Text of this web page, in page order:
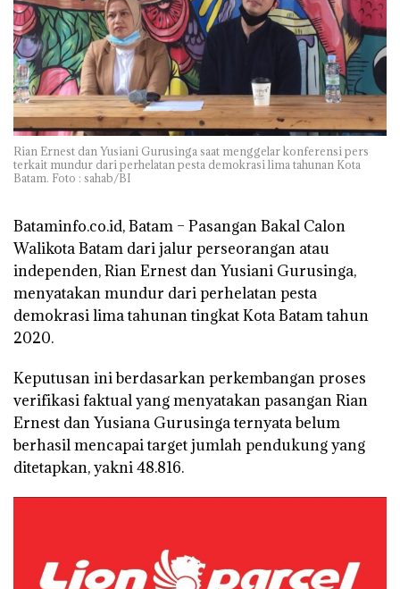
Rian Ernest dan Yusiani Gurusinga saat menggelar konferensi pers
terkait mundur dari perhelatan pesta demokrasi lima tahunan Kota
Batam. Foto : sahab/BI
Bataminfo.co.id, Batam – Pasangan Bakal Calon
Walikota Batam dari jalur perseorangan atau
independen, Rian Ernest dan Yusiani Gurusinga,
menyatakan mundur dari perhelatan pesta
demokrasi lima tahunan tingkat Kota Batam tahun
2020.
Keputusan ini berdasarkan perkembangan proses
verifikasi faktual yang menyatakan pasangan Rian
Ernest dan Yusiana Gurusinga ternyata belum
berhasil mencapai target jumlah pendukung yang
ditetapkan, yakni 48.816.